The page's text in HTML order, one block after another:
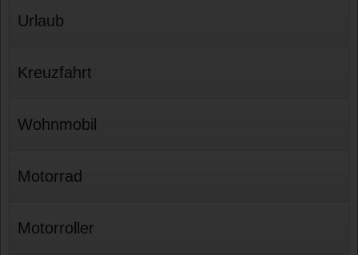
Urlaub
Kreuzfahrt
Wohnmobil
Motorrad
Motorroller